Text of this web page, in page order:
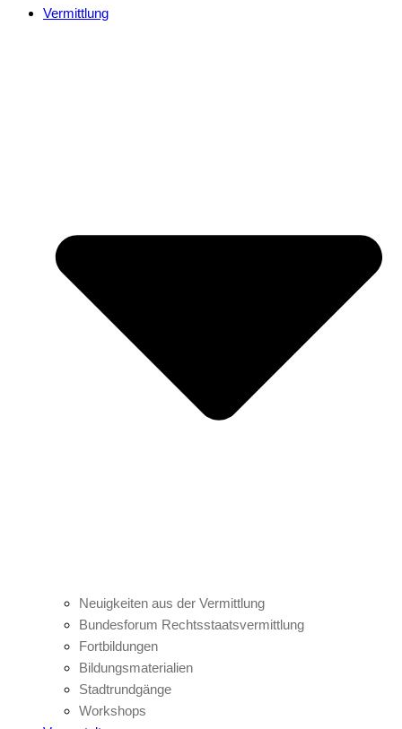
Vermittlung
Neuigkeiten aus der Vermittlung
Bundesforum Rechtsstaatsvermittlung
Fortbildungen
Bildungsmaterialien
Stadtrundgänge
Workshops